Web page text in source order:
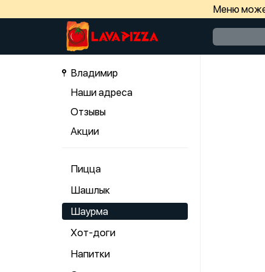
Меню
Владимир
Наши адреса
Отзывы
Акции
Пицца
Шашлык
Шаурма
Хот-доги
Напитки